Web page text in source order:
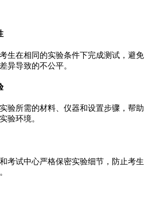
生在相同的实验条件下完成测试，避免
异导致的不公平。
验所需的材料、仪器和设置步骤，帮助
验环境。
考试中心严格保密实验细节，防止考生